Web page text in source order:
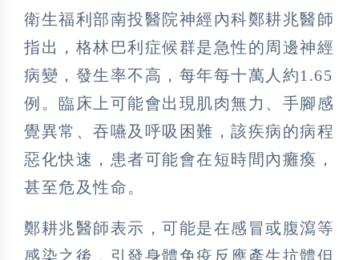
衛生福利部南投醫院神經內科鄭耕兆醫師
指出，格林巴利症候群是急性的周邊神經
病變，發生率不高，每年每十萬人約1.65
例。臨床上可能會出現肌肉無力、手腳感
覺異常、吞嚥及呼吸困難，該疾病的病程
惡化快速，患者可能會在短時間內癱瘓，
甚至危及性命。
鄭耕兆醫師表示，可能是在感冒或腹瀉等
感染之後，引發身體免疫反應產生抗體但